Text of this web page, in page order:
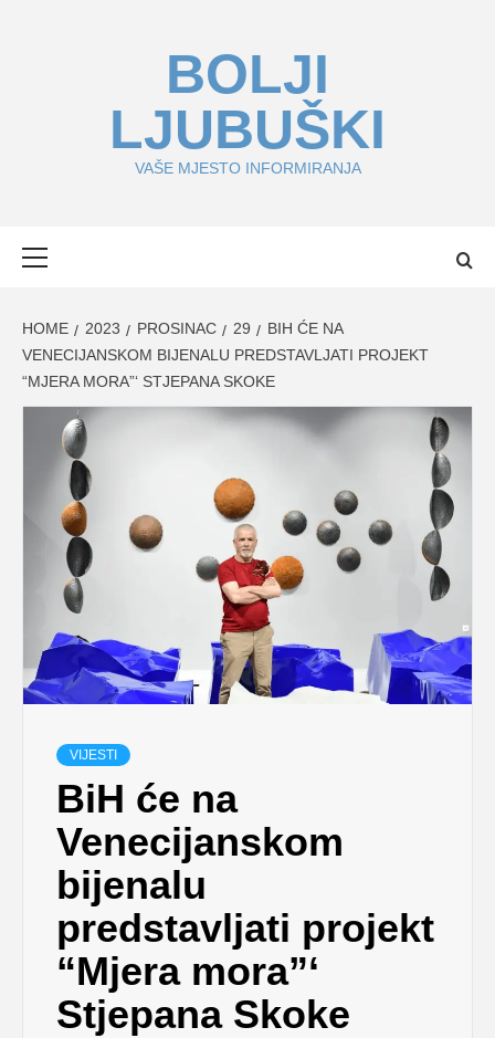
BOLJI
LJUBUŠKI
VAŠE MJESTO INFORMIRANJA
HOME 2023 PROSINAC 29
BIH ĆE NA
VENECIJANSKOM BIJENALU PREDSTAVLJATI PROJEKT
“MJERA MORA”‘ STJEPANA SKOKE
VIJESTI
BiH će na
Venecijanskom
bijenalu
predstavljati projekt
“Mjera mora”‘
Stjepana Skoke